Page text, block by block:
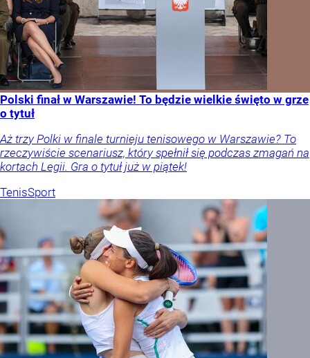
Polski finał w Warszawie! To będzie wielkie święto w grze
o tytuł
Aż trzy Polki w finale turnieju tenisowego w Warszawie? To
rzeczywiście scenariusz, który spełnił się podczas zmagań na
kortach Legii. Gra o tytuł już w piątek!
TenisSport